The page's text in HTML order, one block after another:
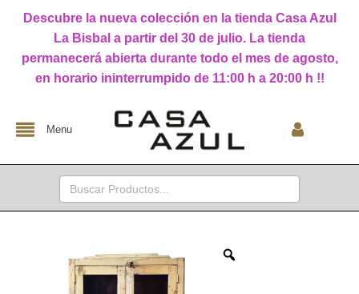
Descubre la nueva colección en la tienda Casa Azul
La Bisbal a partir del 30 de julio. La tienda
permanecerá abierta durante todo el mes de agosto,
en horario ininterrumpido de 11:00 h a 20:00 h !!
Menu
Buscar: